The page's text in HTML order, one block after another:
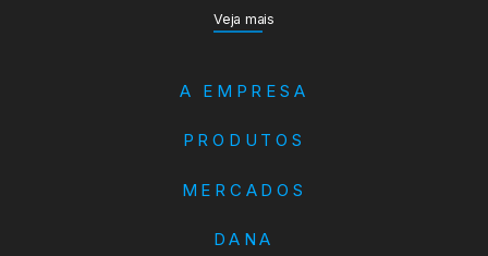
Veja mais
A EMPRESA
PRODUTOS
MERCADOS
DANA